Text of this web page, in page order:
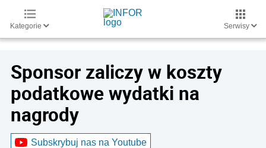
Kategorie Serwisy
Sponsor zaliczy w koszty
podatkowe wydatki na
nagrody
Subskrybuj nas na Youtube